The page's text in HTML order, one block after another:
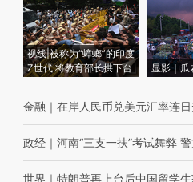
视线|被称为“蟑螂”的印度
Z世代 将教育部长拱下台
显影｜瓜
金融 ｜ 在岸人民币兑美元汇率连
政经 ｜ 河南“三支一扶”考试舞弊
世界 ｜ 特朗普再上台后中国留学